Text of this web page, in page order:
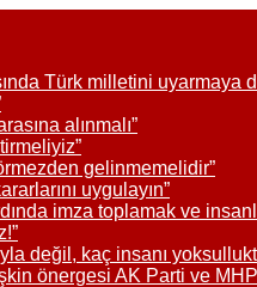
Türk milletini uyarmaya
alınmalı”
gelinmemelidir”
uygulayın”
imza toplamak ve
değil, kaç insanı
önergesi AK Parti ve